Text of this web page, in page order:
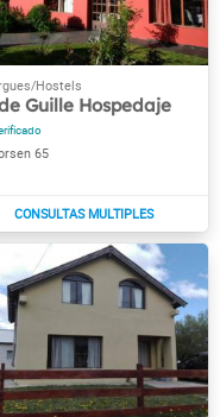
Guille Hospedaje
65